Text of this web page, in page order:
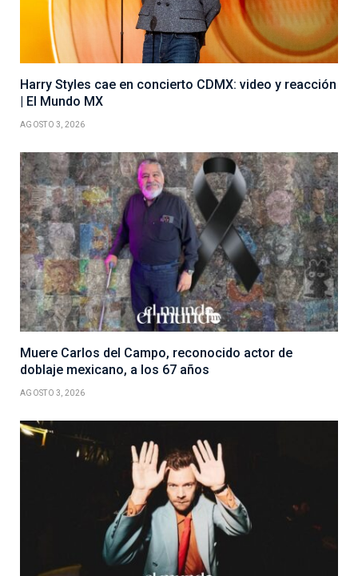
Harry Styles cae en concierto CDMX: video y reacción
| El Mundo MX
AGOSTO 3, 2026
Muere Carlos del Campo, reconocido actor de
doblaje mexicano, a los 67 años
AGOSTO 3, 2026